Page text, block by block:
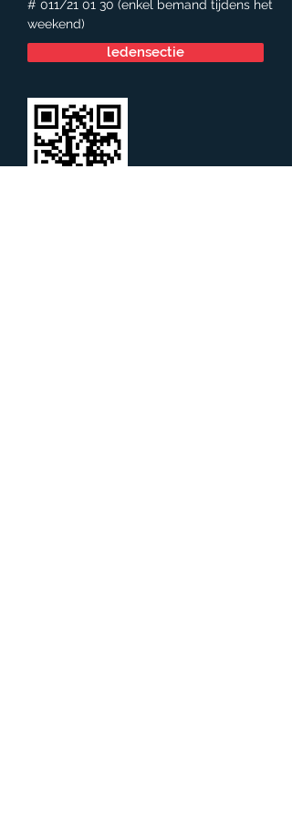
# 011/21 01 30 (enkel bemand tijdens het
weekend)
ledensectie